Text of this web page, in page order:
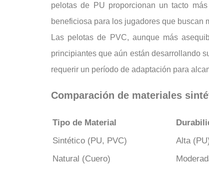
pelotas de PU proporcionan un tacto
beneficiosa para los jugadores que buscan
Las pelotas de PVC, aunque más
principiantes que aún están desarrollando
requerir un período de adaptación para
Comparación de materiales
Tipo de Material
Sintético (PU, PVC)
Alta
Natural (Cuero)